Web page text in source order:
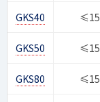
GKS40 ≤15
GKS50 ≤15
GKS80 ≤15